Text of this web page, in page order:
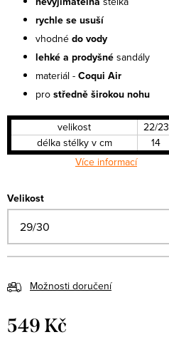
rychle se usuší
vhodné do vody
lehké a prodyšné sandály
materiál - Coqui Air
pro středně širokou nohu
velikost 22/23
délka stélky v cm
14
Více informací
Velikost
Možnosti doručení
549 Kč